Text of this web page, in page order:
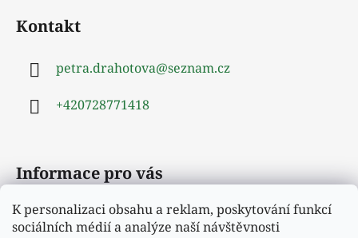
K personalizaci obsahu a reklam, poskytování funkcí
sociálních médií a analýze naší návštěvnosti
Kontakt
petra.drahotova@seznam.cz
+420728771418
Informace pro vás
Obchodní podmínky
Podmínky ochrany osobních údajů